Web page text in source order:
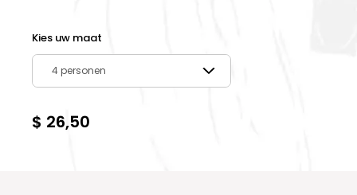
Kies uw maat
4 personen
$ 26,50